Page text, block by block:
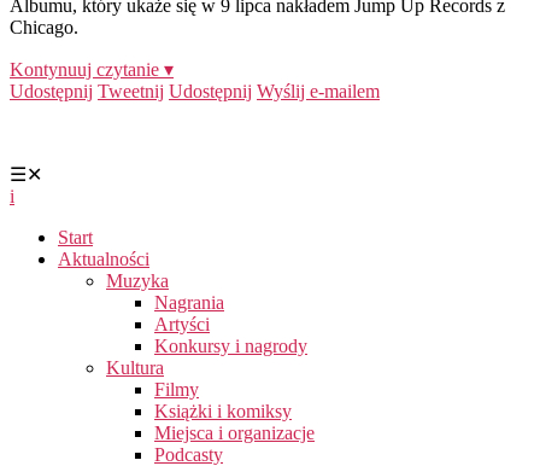
Albumu, który ukaże się w 9 lipca nakładem Jump Up Records z
Chicago.
Kontynuuj czytanie ▾
Udostępnij Tweetnij Udostępnij Wyślij e-mailem
☰✕
i
Start
Aktualności
Muzyka
Nagrania
Artyści
Konkursy i nagrody
Kultura
Filmy
Książki i komiksy
Miejsca i organizacje
Podcasty